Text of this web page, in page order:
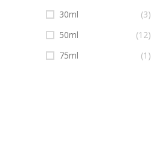
30ml
(3)
50ml
(12)
75ml
(1)